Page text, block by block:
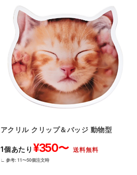
アクリル クリップ＆バッジ 動物型
1個あたり ¥350〜 送料無料
∟ 参考: 11〜50個注文時